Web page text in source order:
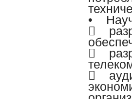
•


